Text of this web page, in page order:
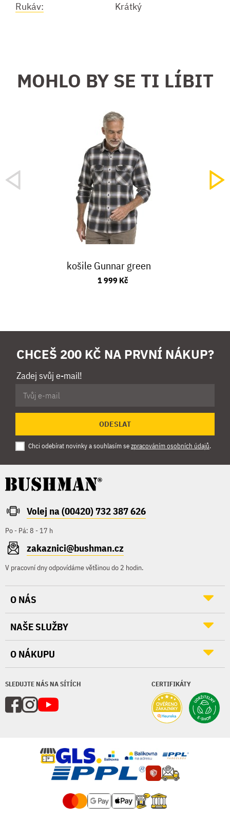
Rukáv:
Krátký
MOHLO BY SE TI LÍBIT
košile Gunnar green
1 999 Kč
CHCEŠ 200 KČ NA PRVNÍ NÁKUP?
Zadej svůj e-mail!
ODESLAT
Chci odebírat novinky a souhlasím sezpracováním osobních údajů.
Volej na (00420) 732 387 626
Po - Pá: 8 - 17 h
zakaznici@bushman.cz
V pracovní dny odpovídáme většinou do 2 hodin.
SLEDUJTE NÁS NA SÍTÍCH CERTIFIKÁTY
O NÁS
NAŠE SLUŽBY
O NÁKUPU